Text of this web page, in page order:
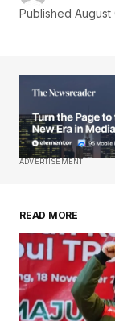
Published August
ADVERTISEMENT
READ MORE